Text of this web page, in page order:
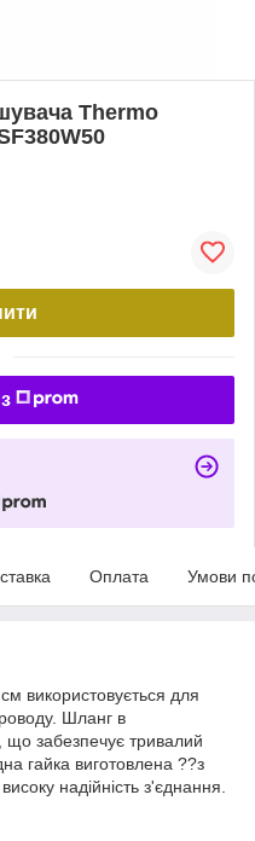
Thermo
Оплата Умови
використовується для
Шланг в
що забезпечує тривалий
гайка виготовлена ??з
надійність з'єднання.